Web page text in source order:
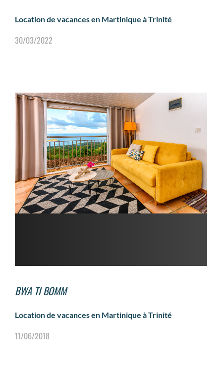
Location de vacances en Martinique à Trinité
30/03/2022
BWA TI BOMM
Location de vacances en Martinique à Trinité
11/06/2018